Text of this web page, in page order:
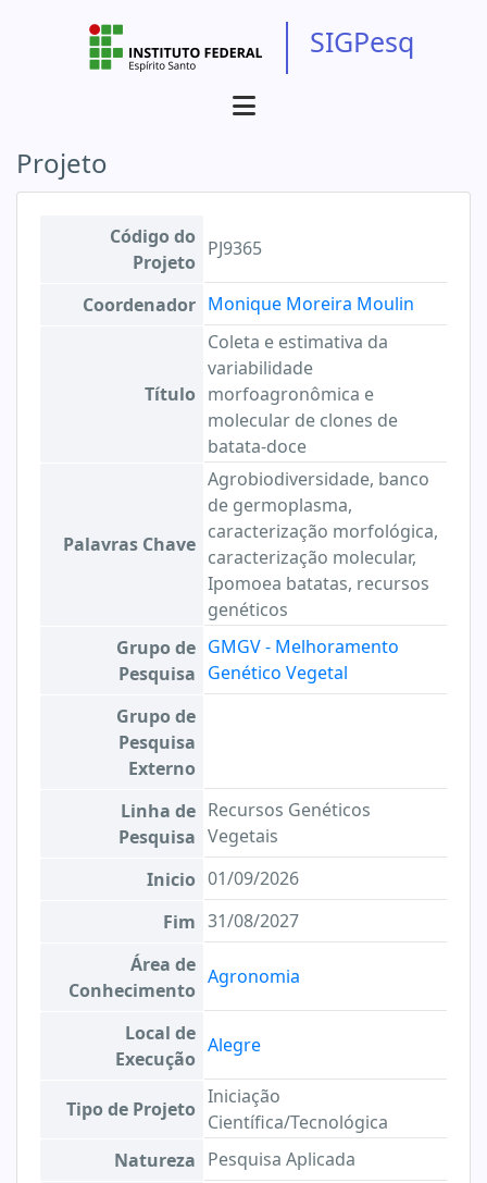
SIGPesq
Projeto
Código do
Projeto
PJ9365
Coordenador Monique Moreira Moulin
Título
Coleta e estimativa da
variabilidade
morfoagronômica e
molecular de clones de
batata-doce
Palavras Chave
Agrobiodiversidade, banco
de germoplasma,
caracterização morfológica,
caracterização molecular,
Ipomoea batatas, recursos
genéticos
Grupo de
Pesquisa
GMGV - Melhoramento
Genético Vegetal
Grupo de
Pesquisa
Externo
Linha de
Pesquisa
Recursos Genéticos
Vegetais
Inicio 01/09/2026
Fim 31/08/2027
Área de
Conhecimento
Agronomia
Local de
Execução
Alegre
Tipo de Projeto
Iniciação
Científica/Tecnológica
Natureza Pesquisa Aplicada